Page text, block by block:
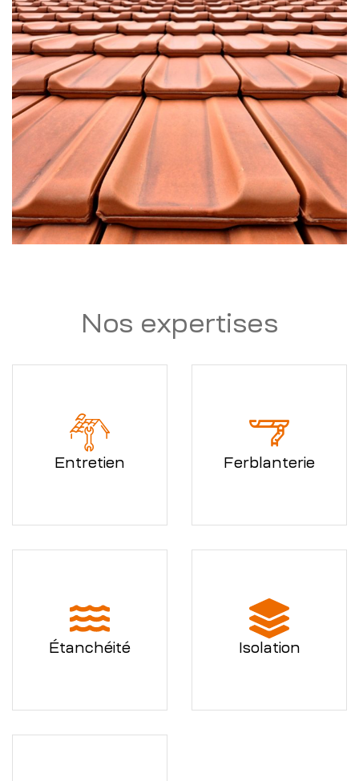
Nos expertises
Entretien Ferblanterie
Étanchéité Isolation